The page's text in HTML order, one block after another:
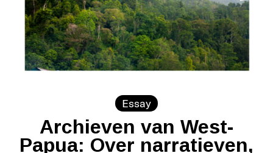
Essay
Archieven van West-
Papua: Over narratieven,